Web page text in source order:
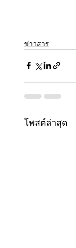
ข่าวสาร
โพสต์ล่าสุด